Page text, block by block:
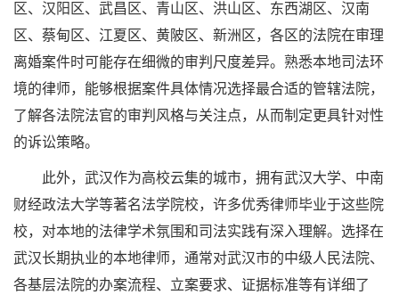
区、汉阳区、武昌区、青山区、洪山区、东西湖区、汉南
区、蔡甸区、江夏区、黄陂区、新洲区，各区的法院在审理
离婚案件时可能存在细微的审判尺度差异。熟悉本地司法环
境的律师，能够根据案件具体情况选择最合适的管辖法院，
了解各法院法官的审判风格与关注点，从而制定更具针对性
的诉讼策略。
此外，武汉作为高校云集的城市，拥有武汉大学、中南
财经政法大学等著名法学院校，许多优秀律师毕业于这些院
校，对本地的法律学术氛围和司法实践有深入理解。选择在
武汉长期执业的本地律师，通常对武汉市的中级人民法院、
各基层法院的办案流程、立案要求、证据标准等有详细了